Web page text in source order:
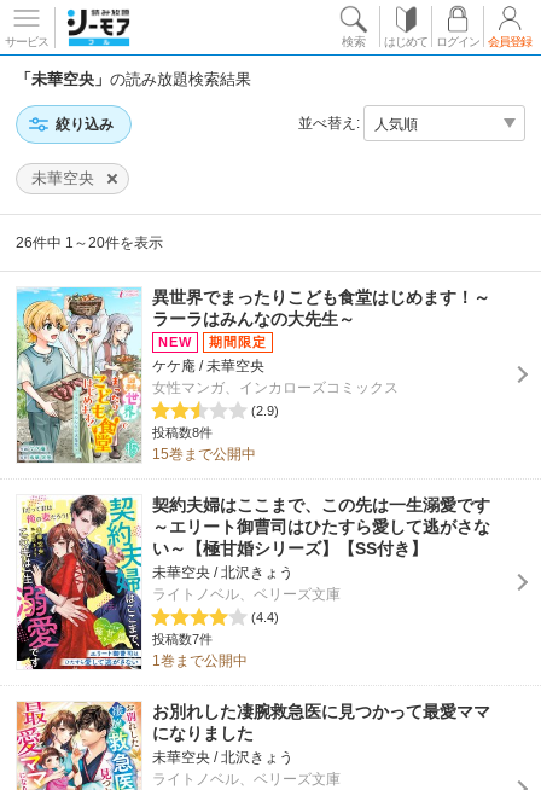
サービス 検索 はじめて ログイン 会員登録
「未華空央」の読み放題検索結果
絞り込み 並べ替え:
未華空央
26件中 1～20件を表示
異世界でまったりこども食堂はじめます！～
ラーラはみんなの大先生～
ケケ庵 / 未華空央
女性マンガ、インカローズコミックス
(2.9)
投稿数8件
15巻まで公開中
契約夫婦はここまで、この先は一生溺愛です
～エリート御曹司はひたすら愛して逃がさな
い～【極甘婚シリーズ】【SS付き】
未華空央 / 北沢きょう
ライトノベル、ベリーズ文庫
(4.4)
投稿数7件
1巻まで公開中
お別れした凄腕救急医に見つかって最愛ママ
になりました
未華空央 / 北沢きょう
ライトノベル、ベリーズ文庫